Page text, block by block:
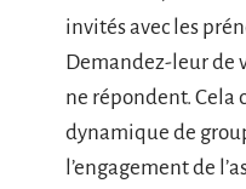
invités avec les
Demandez-leur de
ne répondent. Cela
dynamique de
l’engagement de